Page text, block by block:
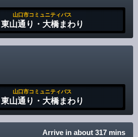
山口市コミュニティバス
東山通り・大橋まわり
山口市コミュニティバス
東山通り・大橋まわり
Arrive in about 317 mins